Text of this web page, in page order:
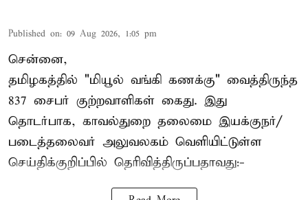
Published on: 09 Aug 2026, 1:05 pm
சென்னை,
தமிழகத்தில் "மியூல் வங்கி கணக்கு" வைத்திருந்த
837 சைபர் குற்றவாளிகள் கைது. இது
தொடர்பாக, காவல்துறை தலைமை இயக்குநர்/
படைத்தலைவர் அலுவலகம் வெளியிட்டுள்ள
செய்திக்குறிப்பில் தெரிவித்திருப்பதாவது:-